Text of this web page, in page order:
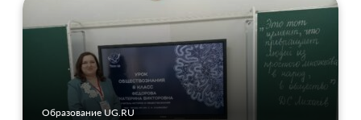
Образование UG.RU